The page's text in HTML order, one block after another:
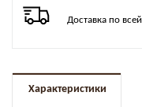
Доставка по
Характеристики